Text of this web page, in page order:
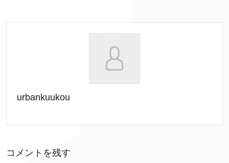
urbankuukou
コメントを残す